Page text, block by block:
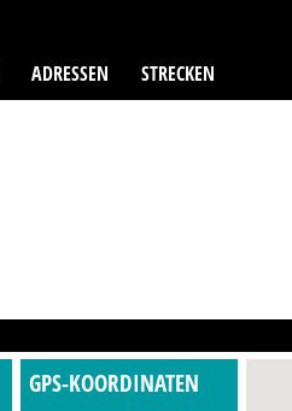
ADRESSEN STRECKEN
GPS-KOORDINATEN